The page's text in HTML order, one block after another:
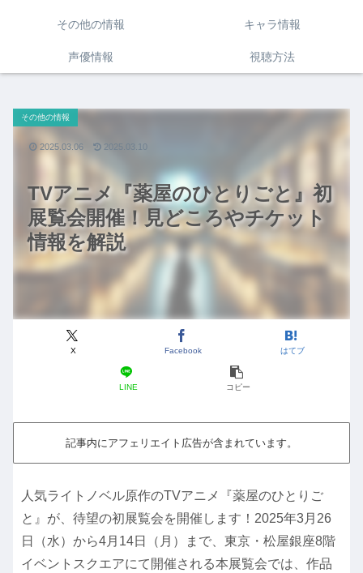
その他の情報 キャラ情報
声優情報 視聴方法
TVアニメ『薬屋のひとりごと』初
展覧会開催！見どころやチケット
情報を解説
その他の情報
X Facebook はてブ
LINE コピー
2025.03.06 2025.03.10
記事内にアフェリエイト広告が含まれています。
人気ライトノベル原作のTVアニメ『薬屋のひとりご
と』が、待望の初展覧会を開催します！2025年3月26
日（水）から4月14日（月）まで、東京・松屋銀座8階
イベントスクエアにて開催される本展覧会では、作品